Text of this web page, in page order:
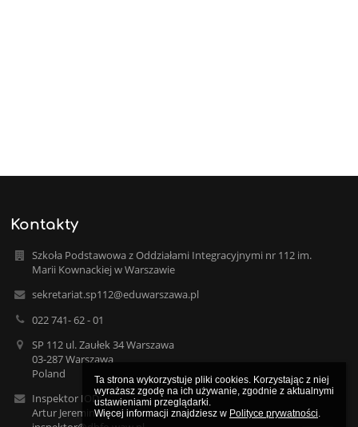
Ta strona wykorzystuje pliki cookies. Korzystając z niej
wyrażasz zgodę na ich używanie, zgodnie z aktualnymi
ustawieniami przeglądarki.
Więcej informacji znajdziesz w Polityce prywatności.
Kontakty
Szkoła Podstawowa z Oddziałami Integracyjnymi nr 112 im.
Marii Kownackiej w Warszawie
sekretariat.sp112@eduwarszawa.pl
022 741- 62 - 01
SP 112 ul. Zaułek 34 Warszawa
03-287 Warszawa
Poland
Inspektor IOD:
Artur Jeremin